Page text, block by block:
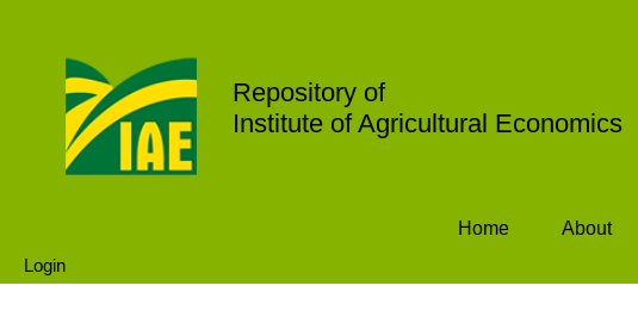
Repository of
Institute of Agricultural Economics
Home About
Login